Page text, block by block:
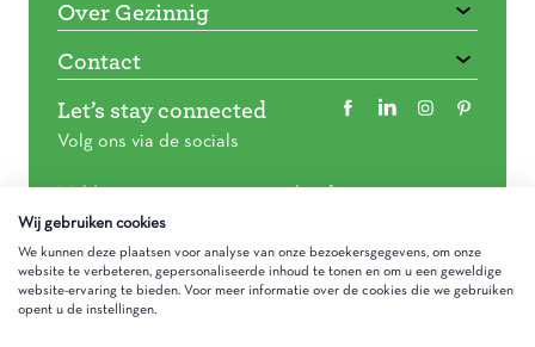
Over Gezinnig
Contact
Let’s stay connected
Volg ons via de socials
Wij gebruiken cookies
We kunnen deze plaatsen voor analyse van onze bezoekersgegevens, om onze
website te verbeteren, gepersonaliseerde inhoud te tonen en om u een geweldige
website-ervaring te bieden. Voor meer informatie over de cookies die we gebruiken
opent u de instellingen.